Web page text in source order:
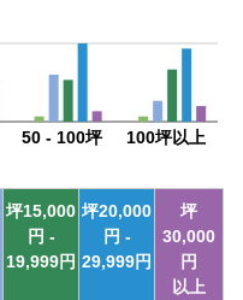
50 - 100坪 100坪以上
坪15,000
円 -
19,999円
坪20,000
円 -
29,999円
坪
30,000
円
以上